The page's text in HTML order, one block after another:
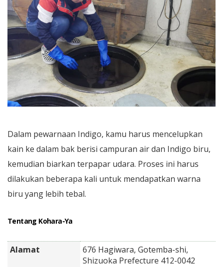
Dalam pewarnaan Indigo, kamu harus mencelupkan
kain ke dalam bak berisi campuran air dan Indigo biru,
kemudian biarkan terpapar udara. Proses ini harus
dilakukan beberapa kali untuk mendapatkan warna
biru yang lebih tebal.
Tentang Kohara-Ya
Alamat
676 Hagiwara, Gotemba-shi,
Shizuoka Prefecture 412-0042